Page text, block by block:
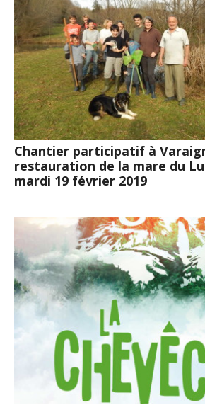
Chantier participatif à
restauration de la mare du
mardi 19 février 2019